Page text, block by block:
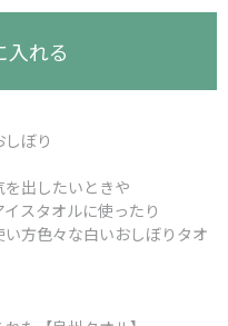
入れる
ぼり
出したいときや
スタオルに使ったり
方色々な白いおしぼりタオ